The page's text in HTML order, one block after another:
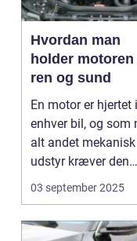
Hvordan man
holder motoren
ren og sund
En motor er hjertet i
enhver bil, og som
alt andet mekanisk
udstyr kræver den
omsorg for a...
03 september 2025